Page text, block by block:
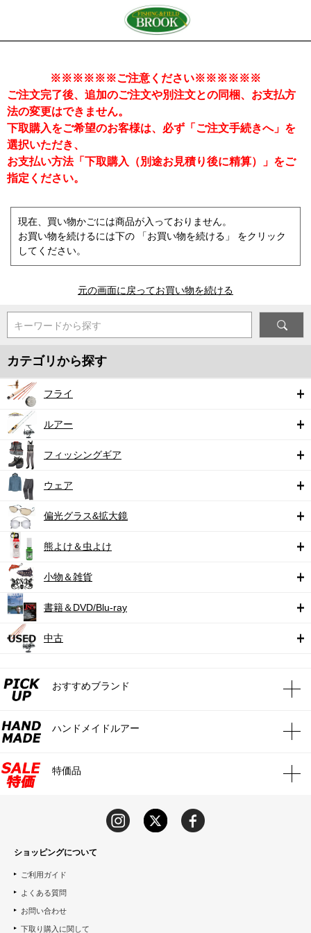
※※※※※※ご注意ください※※※※※※
ご注文完了後、追加のご注文や別注文との同梱、お支払方
法の変更はできません。
下取購入をご希望のお客様は、必ず「ご注文手続きへ」を
選択いただき、
お支払い方法「下取購入（別途お見積り後に精算）」をご
指定ください。
現在、買い物かごには商品が入っておりません。
お買い物を続けるには下の 「お買い物を続ける」 をクリック
してください。
元の画面に戻ってお買い物を続ける
キーワードから探す
カテゴリから探す
フライ
ルアー
フィッシングギア
ウェア
偏光グラス&拡大鏡
熊よけ＆虫よけ
小物＆雑貨
書籍＆DVD/Blu-ray
中古
おすすめブランド
ハンドメイドルアー
特価品
ショッピングについて
ご利用ガイド
よくある質問
お問い合わせ
下取り購入に関して